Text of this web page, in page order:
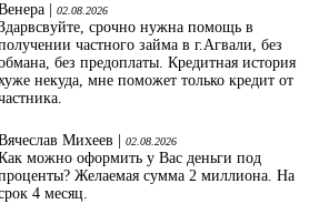
| 02.08.2026
срочно нужна помощь в
частного займа в г.Агвали, без
без предоплаты. Кредитная история
некуда, мне поможет только кредит от
Михеев | 02.08.2026
можно оформить у Вас деньги под
Желаемая сумма 2 миллиона. На
4 месяц.